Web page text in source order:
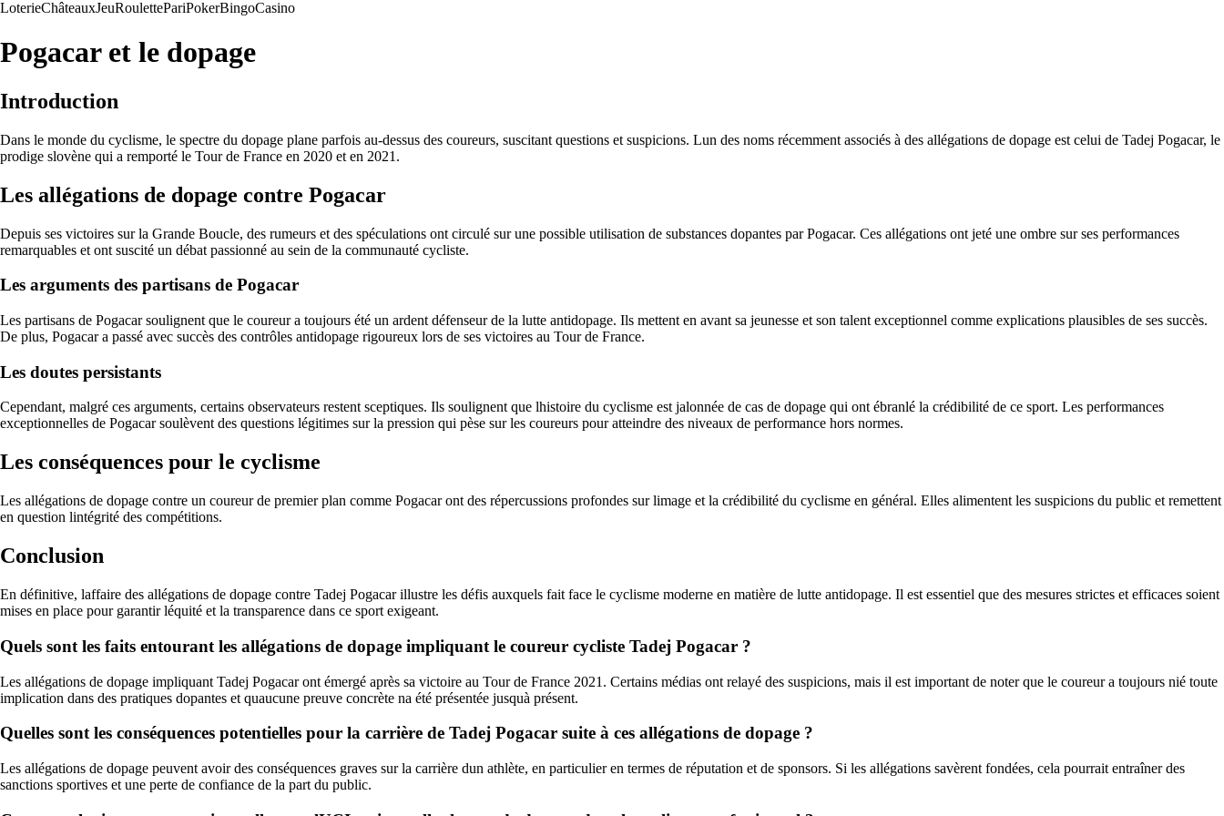
LoterieChâteauxJeuRoulettePariPokerBingoCasino
Pogacar et le dopage
Introduction
Dans le monde du cyclisme, le spectre du dopage plane parfois au-dessus des coureurs, suscitant questions et suspicions. Lun des noms récemment associés à des allégations de dopage est celui de Tadej Pogacar, le
prodige slovène qui a remporté le Tour de France en 2020 et en 2021.
Les allégations de dopage contre Pogacar
Depuis ses victoires sur la Grande Boucle, des rumeurs et des spéculations ont circulé sur une possible utilisation de substances dopantes par Pogacar. Ces allégations ont jeté une ombre sur ses performances
remarquables et ont suscité un débat passionné au sein de la communauté cycliste.
Les arguments des partisans de Pogacar
Les partisans de Pogacar soulignent que le coureur a toujours été un ardent défenseur de la lutte antidopage. Ils mettent en avant sa jeunesse et son talent exceptionnel comme explications plausibles de ses succès.
De plus, Pogacar a passé avec succès des contrôles antidopage rigoureux lors de ses victoires au Tour de France.
Les doutes persistants
Cependant, malgré ces arguments, certains observateurs restent sceptiques. Ils soulignent que lhistoire du cyclisme est jalonnée de cas de dopage qui ont ébranlé la crédibilité de ce sport. Les performances
exceptionnelles de Pogacar soulèvent des questions légitimes sur la pression qui pèse sur les coureurs pour atteindre des niveaux de performance hors normes.
Les conséquences pour le cyclisme
Les allégations de dopage contre un coureur de premier plan comme Pogacar ont des répercussions profondes sur limage et la crédibilité du cyclisme en général. Elles alimentent les suspicions du public et remettent
en question lintégrité des compétitions.
Conclusion
En définitive, laffaire des allégations de dopage contre Tadej Pogacar illustre les défis auxquels fait face le cyclisme moderne en matière de lutte antidopage. Il est essentiel que des mesures strictes et efficaces soient
mises en place pour garantir léquité et la transparence dans ce sport exigeant.
Quels sont les faits entourant les allégations de dopage impliquant le coureur cycliste Tadej Pogacar ?
Les allégations de dopage impliquant Tadej Pogacar ont émergé après sa victoire au Tour de France 2021. Certains médias ont relayé des suspicions, mais il est important de noter que le coureur a toujours nié toute
implication dans des pratiques dopantes et quaucune preuve concrète na été présentée jusquà présent.
Quelles sont les conséquences potentielles pour la carrière de Tadej Pogacar suite à ces allégations de dopage ?
Les allégations de dopage peuvent avoir des conséquences graves sur la carrière dun athlète, en particulier en termes de réputation et de sponsors. Si les allégations savèrent fondées, cela pourrait entraîner des
sanctions sportives et une perte de confiance de la part du public.